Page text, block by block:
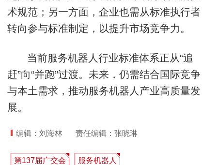
术规范；另一方面，企业也需从标准执行者
转向参与标准制定，以提升市场竞争力。
当前服务机器人行业标准体系正从“追
赶”向“并跑”过渡。未来，仍需结合国际竞争
与本土需求，推动服务机器人产业高质量发
展。
编辑：刘海林 责任编辑：张晓琳
第137届广交会 服务机器人